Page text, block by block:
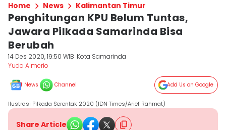
Home News Kalimantan Timur
Penghitungan KPU Belum Tuntas,
Jawara Pilkada Samarinda Bisa
Berubah
14 Des 2020, 19:50 WIB Kota Samarinda
Yuda Almerio
News Channel Add Us on Google
Ilustrasi Pilkada Serentak 2020 (IDN Times/Arief Rahmat)
Share Article